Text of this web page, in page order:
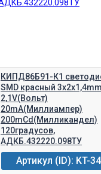
КИПД86Б91-К1
SMD красный 3х2х1,4mm
2,1V(Вольт)
20mA(Миллиампер)
200mCd(Милликандел)
120градусов,
АДКБ.432220.098ТУ
Артикул (ID): KT-